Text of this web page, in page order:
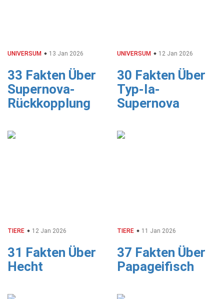
UNIVERSUM 13 Jan 2026
33 Fakten Über
Supernova-
Rückkopplung
UNIVERSUM 12 Jan 2026
30 Fakten Über
Typ-Ia-
Supernova
TIERE 12 Jan 2026
31 Fakten Über
Hecht
TIERE 11 Jan 2026
37 Fakten Über
Papageifisch